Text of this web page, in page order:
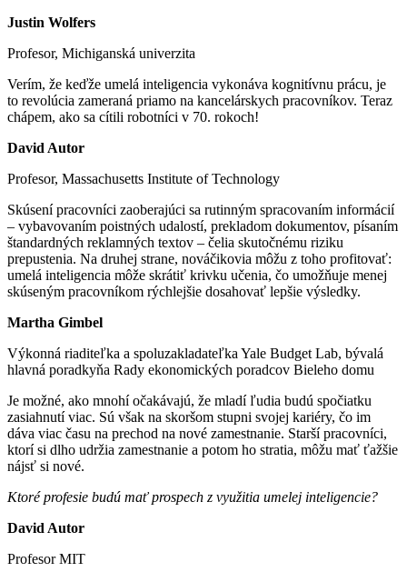
Justin Wolfers
Profesor, Michiganská univerzita
Verím, že keďže umelá inteligencia vykonáva kognitívnu prácu, je
to revolúcia zameraná priamo na kancelárskych pracovníkov. Teraz
chápem, ako sa cítili robotníci v 70. rokoch!
David Autor
Profesor, Massachusetts Institute of Technology
Skúsení pracovníci zaoberajúci sa rutinným spracovaním informácií
– vybavovaním poistných udalostí, prekladom dokumentov, písaním
štandardných reklamných textov – čelia skutočnému riziku
prepustenia. Na druhej strane, nováčikovia môžu z toho profitovať:
umelá inteligencia môže skrátiť krivku učenia, čo umožňuje menej
skúseným pracovníkom rýchlejšie dosahovať lepšie výsledky.
Martha Gimbel
Výkonná riaditeľka a spoluzakladateľka Yale Budget Lab, bývalá
hlavná poradkyňa Rady ekonomických poradcov Bieleho domu
Je možné, ako mnohí očakávajú, že mladí ľudia budú spočiatku
zasiahnutí viac. Sú však na skoršom stupni svojej kariéry, čo im
dáva viac času na prechod na nové zamestnanie. Starší pracovníci,
ktorí si dlho udržia zamestnanie a potom ho stratia, môžu mať ťažšie
nájsť si nové.
Ktoré profesie budú mať prospech z využitia umelej inteligencie?
David Autor
Profesor MIT